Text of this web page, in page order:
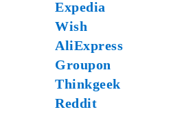
Expedia
Wish
AliExpress
Groupon
Thinkgeek
Reddit